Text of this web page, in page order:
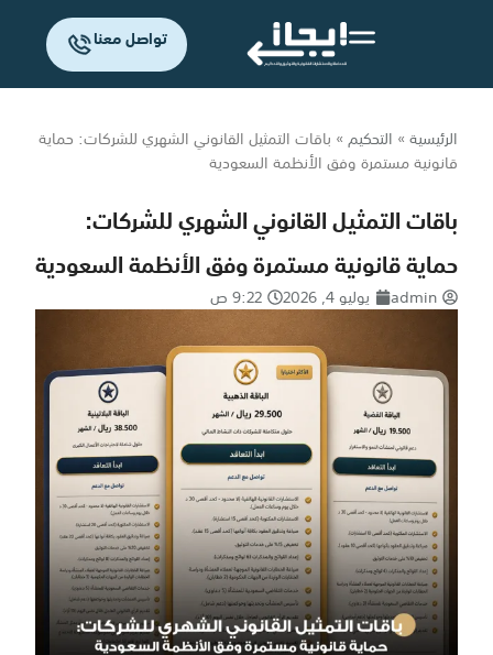
تواصل معنا
الرئيسية» التحكيم» باقات التمثيل القانوني الشهري للشركات: حماية
قانونية مستمرة وفق الأنظمة السعودية
باقات التمثيل القانوني الشهري للشركات:
حماية قانونية مستمرة وفق الأنظمة السعودية
admin يوليو 4, 2026 9:22 ص